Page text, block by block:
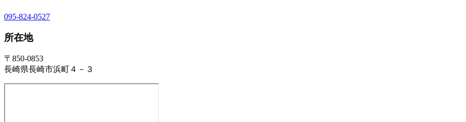
095-824-0527
所在地
〒850-0853
長崎県長崎市浜町４－３